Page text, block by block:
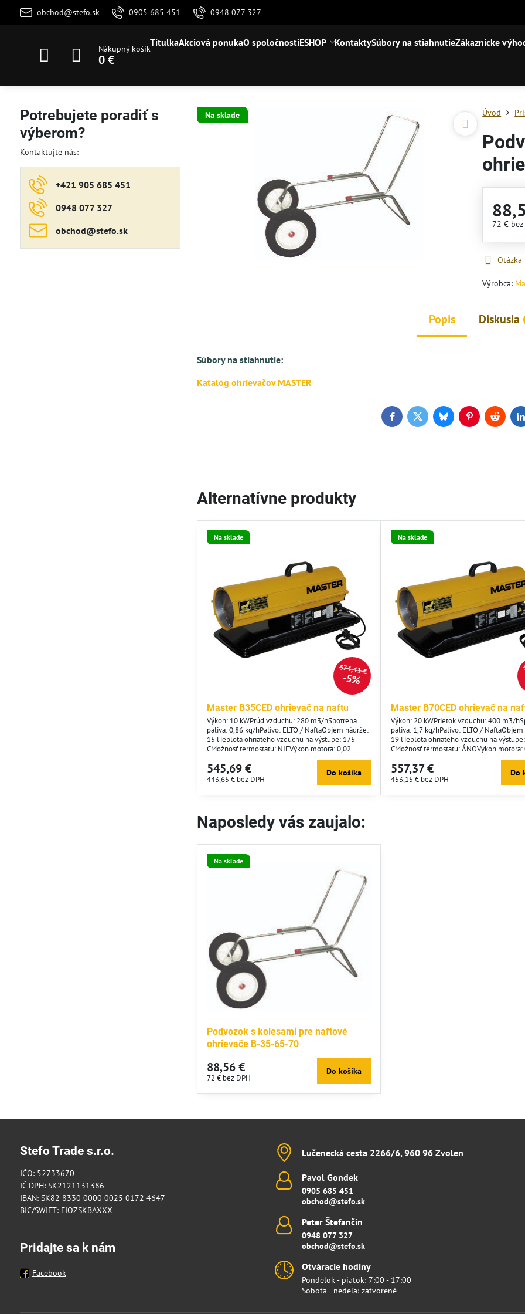
obchod@stefo.sk 0905 685 451 0948 077 327
Nákupný košík
0 €
TitulkaAkciová ponukaO spoločnostiESHOP KontaktySúbory na stiahnutieZákaznícke
Na sklade Úvod
72 €
Výrobca:
Popis Diskusia
Súbory na stiahnutie:
Katalóg ohrievačov MASTER
FacebookTwitterBlueskyPinterestReddit
Alternatívne produkty
574,41 €
5%
Na sklade
Master B35CED ohrievač na naftu
Výkon: 10 kWPrúd vzduchu: 280 m3/hSpotreba
paliva: 0,86 kg/hPalivo: ELTO / NaftaObjem nádrže:
15 lTeplota ohriateho vzduchu na výstupe: 175
CMožnosť termostatu: NIEVýkon motora: 0,02
kWSieťové napätie: 230/50 V/HzSpotreba prúdu:
0,8 AČistá hmotnosť: 17 kgRozmery: 81 x 35 x 45
cm
545,69 €
443,65 € bez DPH
Do košíka
Na sklade
Master B70CED ohrievač na
Výkon: 20 kWPrietok vzduchu: 400 m3/
paliva: 1,7 kg/hPalivo: ELTO /
19 lTeplota ohriateho vzduchu na
CMožnosť termostatu: ÁNOVýkon motora:
kWSieťové napätie: 230/50 V/
AČistá hmotnosť: 17 kgRozmery: 81 x 35 x
557,37 €
453,15 € bez DPH
Do
Naposledy vás zaujalo:
Na sklade
Podvozok s kolesami pre naftové
ohrievače B-35-65-70
88,56 €
72 € bez DPH
Do košíka
Potrebujete poradiť s
výberom?
Kontaktujte nás:
+421 905 685 451
0948 077 327
obchod​@stefo​.sk
Stefo Trade s.r.o.
IČO: 52733670
IČ DPH: SK2121131386
IBAN: SK82 8330 0000 0025 0172 4647
BIC/SWIFT: FIOZSKBAXXX
Pridajte sa k nám
Facebook
Lučenecká cesta 2266/6, 960 96 Zvolen
Pavol Gondek
0905 685 451
obchod@stefo.sk
Peter Štefančin
0948 077 327
obchod@stefo.sk
Otváracie hodiny
Pondelok - piatok: 7:00 - 17:00
Sobota - nedeľa: zatvorené